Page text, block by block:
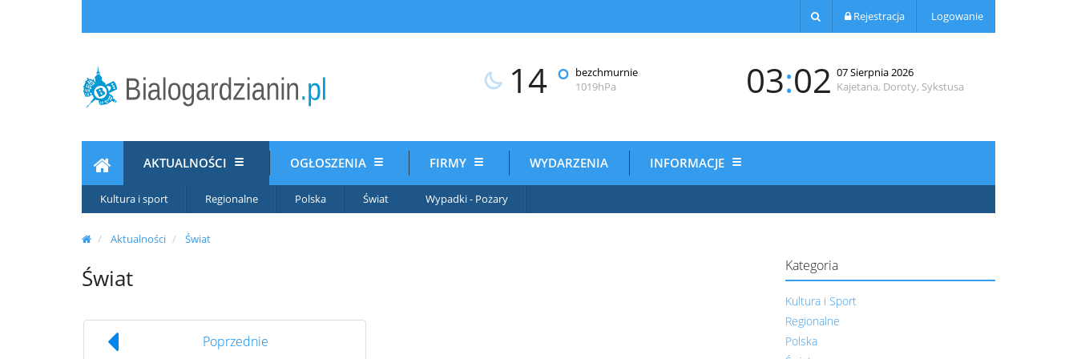
Rejestracja Logowanie
14 ° bezchmurnie
1019hPa
03:02 07 Sierpnia 2026
Kajetana, Doroty, Sykstusa
AKTUALNOŚCI
Kultura i sport Regionalne Polska Świat Wypadki - Pożary
OGŁOSZENIA FIRMY WYDARZENIA INFORMACJE
Aktualności Świat
Kategoria
Kultura i Sport
Regionalne
Polska
Świat
Poprzednie